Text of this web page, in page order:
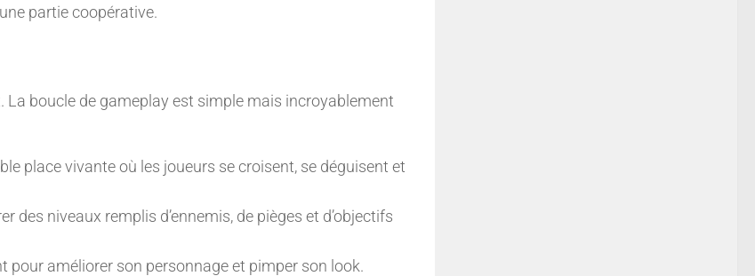
partie coopérative.
La boucle de gameplay est simple mais incroyablement
place vivante où les joueurs se croisent, se déguisent et
des niveaux remplis d’ennemis, de pièges et d’objectifs
pour améliorer son personnage et pimper son look.